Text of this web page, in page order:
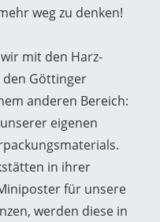
weg zu denken!
mit den Harz-
den Göttinger
anderen Bereich:
eigenen
in ihrer
für unsere
werden diese in